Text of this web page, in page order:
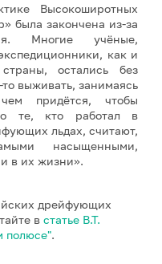
Высокоширотных
была закончена из-за
Многие учёные,
как и
остались без
выживать, занимаясь
придётся, чтобы
те, кто работал в
льдах, считают,
насыщенными,
в их жизни».
дрейфующих
в статье В.Т.
полюсе".